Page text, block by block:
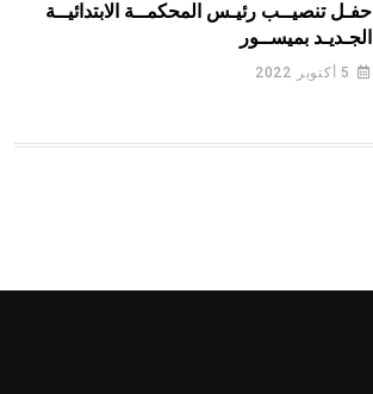
حفـل تنصيــب رئيـس المحكمــة الابتدائيــة
الجـديـد بميســور
5 أكتوبر 2022